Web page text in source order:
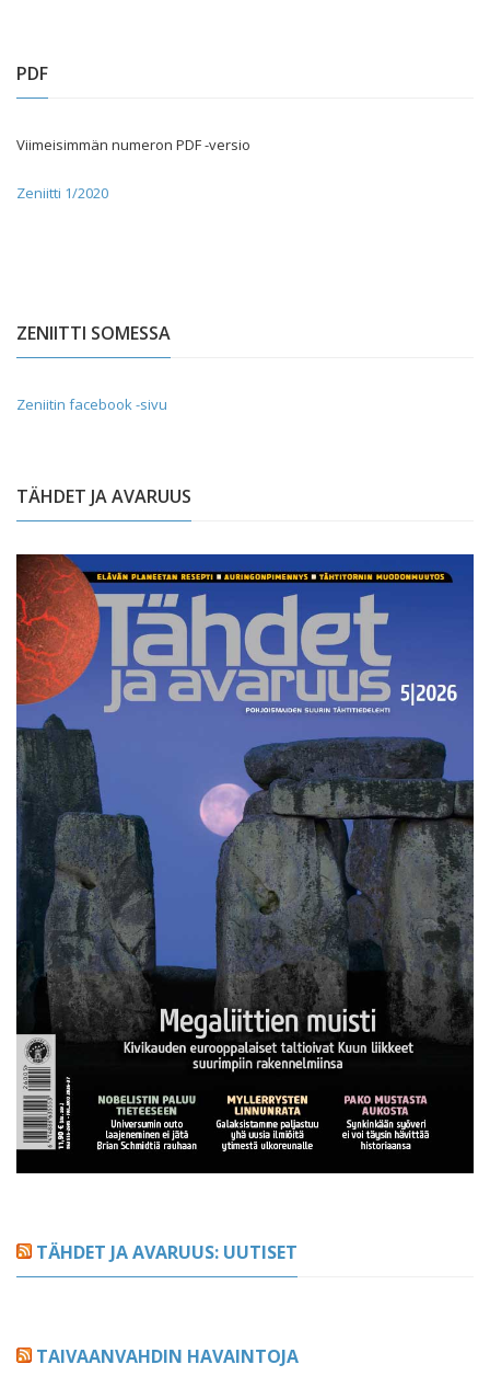
PDF
Viimeisimmän numeron PDF -versio
Zeniitti 1/2020
ZENIITTI SOMESSA
Zeniitin facebook -sivu
TÄHDET JA AVARUUS
TÄHDET JA AVARUUS: UUTISET
TAIVAANVAHDIN HAVAINTOJA